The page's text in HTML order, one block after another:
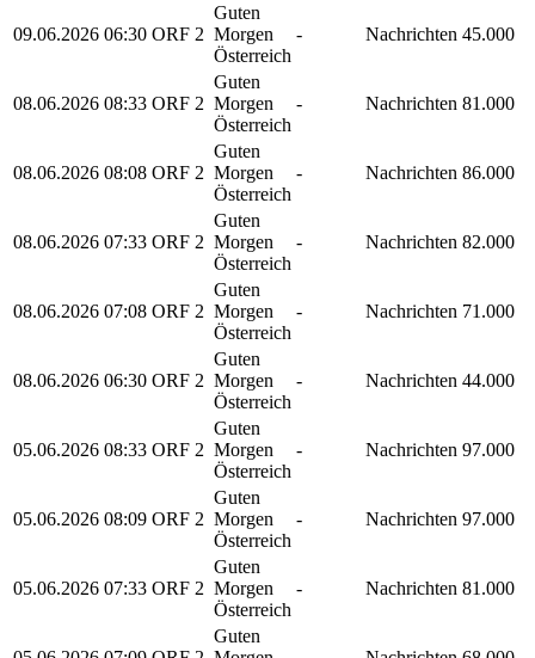
09.06.2026 06:30 ORF 2
Guten
Morgen
Österreich
- Nachrichten 45.000
08.06.2026 08:33 ORF 2
Guten
Morgen
Österreich
- Nachrichten 81.000
08.06.2026 08:08 ORF 2
Guten
Morgen
Österreich
- Nachrichten 86.000
08.06.2026 07:33 ORF 2
Guten
Morgen
Österreich
- Nachrichten 82.000
08.06.2026 07:08 ORF 2
Guten
Morgen
Österreich
- Nachrichten 71.000
08.06.2026 06:30 ORF 2
Guten
Morgen
Österreich
- Nachrichten 44.000
05.06.2026 08:33 ORF 2
Guten
Morgen
Österreich
- Nachrichten 97.000
05.06.2026 08:09 ORF 2
Guten
Morgen
Österreich
- Nachrichten 97.000
05.06.2026 07:33 ORF 2
Guten
Morgen
Österreich
- Nachrichten 81.000
Guten